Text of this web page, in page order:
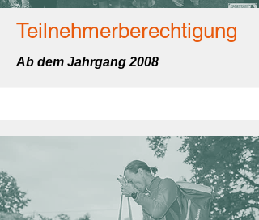
Teilnehmerberechtigung
Ab dem Jahrgang 2008